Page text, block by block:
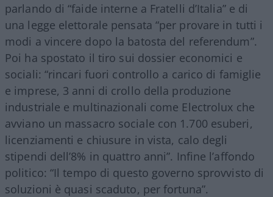
parlando di “faide interne a Fratelli d’Italia” e di
una legge elettorale pensata “per provare in tutti i
modi a vincere dopo la batosta del referendum”.
Poi ha spostato il tiro sui dossier economici e
sociali: “rincari fuori controllo a carico di famiglie
e imprese, 3 anni di crollo della produzione
industriale e multinazionali come Electrolux che
avviano un massacro sociale con 1.700 esuberi,
licenziamenti e chiusure in vista, calo degli
stipendi dell’8% in quattro anni”. Infine l’affondo
politico: “Il tempo di questo governo sprovvisto di
soluzioni è quasi scaduto, per fortuna”.